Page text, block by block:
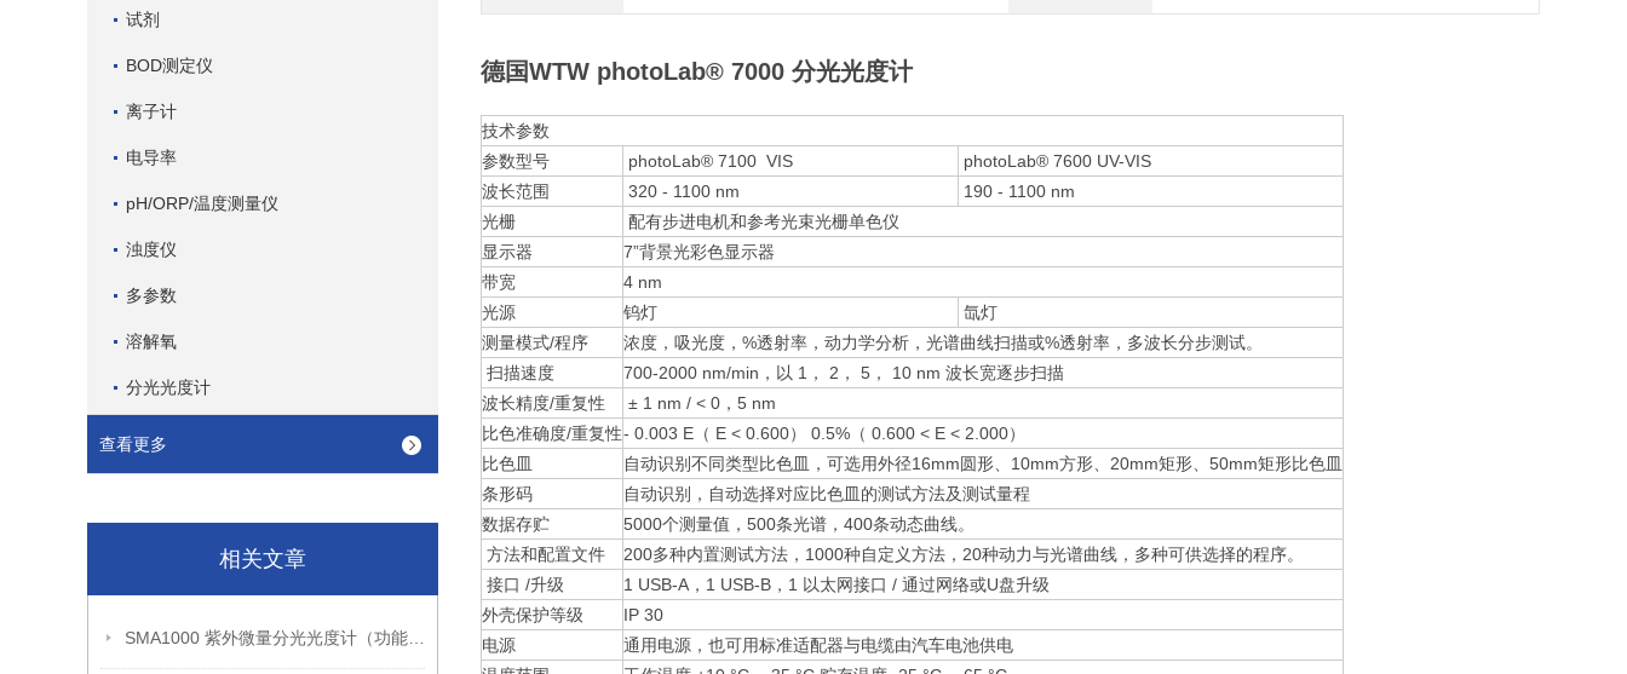
试剂
BOD测定仪
离子计
电导率
pH/ORP/温度测量仪
浊度仪
多参数
溶解氧
分光光度计
查看更多
相关文章
德国WTW photoLab® 7000 分光光度计
技术参数
参数型号
photoLab® 7100 VIS
photoLab® 7600 UV-VIS
波长范围
320 - 1100 nm
190 - 1100 nm
光栅
配有步进电机和参考光束光栅单色仪
显示器
7”背景光彩色显示器
带宽
4 nm
光源
钨灯
氙灯
测量模式/程序
浓度，吸光度，%透射率，动力学分析，光谱曲线扫描或%透射率，多波长分步测试。
扫描速度
700-2000 nm/min，以 1， 2， 5， 10 nm 波长宽逐步扫描
波长精度/重复性
± 1 nm / < 0，5 nm
比色准确度/重复性- 0.003 E（ E < 0.600） 0.5%（ 0.600 < E < 2.000）
比色皿
自动识别不同类型比色皿，可选用外径16mm圆形、10mm方形、20mm矩形、50mm矩形比色皿
条形码
自动识别，自动选择对应比色皿的测试方法及测试量程
数据存贮
5000个测量值，500条光谱，400条动态曲线。
方法和配置文件
200多种内置测试方法，1000种自定义方法，20种动力与光谱曲线，多种可供选择的程序。
接口 /升级
1 USB-A，1 USB-B，1 以太网接口 / 通过网络或U盘升级
外壳保护等级
IP 30
电源
通用电源，也可用标准适配器与电缆由汽车电池供电